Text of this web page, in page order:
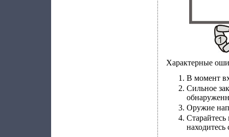
Характерные
В момент
Сильное
Оружие
находитесь